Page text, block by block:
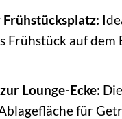
Frühstück auf dem
Lounge-Ecke:
für